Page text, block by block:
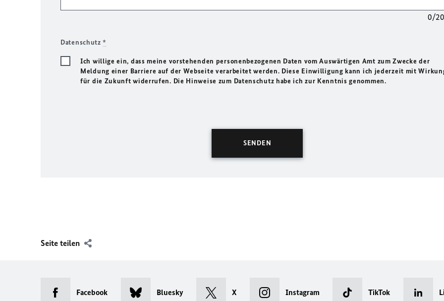
0/
Datenschutz*
Ich willige ein, dass meine vorstehenden personenbezogenen Daten vom Auswärtigen Amt zum Zwecke der
Meldung einer Barriere auf der Webseite verarbeitet werden. Diese Einwilligung kann ich jederzeit mit
für die Zukunft widerrufen. Die Hinweise zum Datenschutz habe ich zur Kenntnis genommen.
Seite teilen
Facebook Bluesky X Instagram TikTok